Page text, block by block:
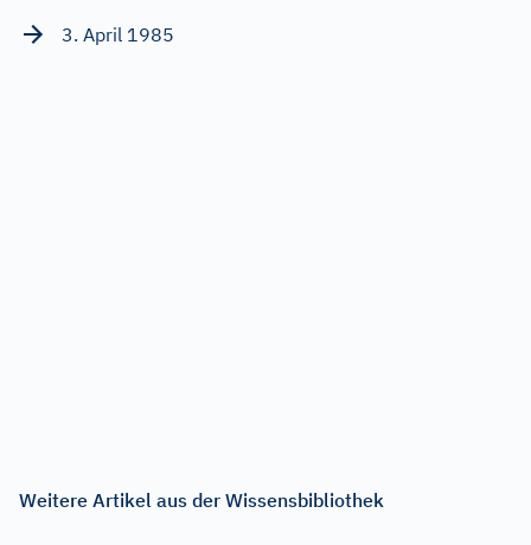
3. April 1985
Weitere Artikel aus der Wissensbibliothek